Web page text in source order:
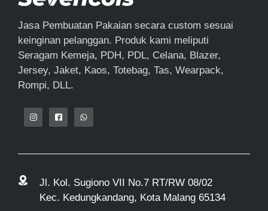
Jasa Pembuatan Pakaian secara custom sesuai
keinginan pelanggan. Produk kami meliputi
Seragam Kemeja, PDH, PDL, Celana, Blazer,
Jersey, Jaket, Kaos, Totebag, Tas, Wearpack,
Rompi, DLL.
Jl. Kol. Sugiono VII No.7 RT/RW 08/02
Kec. Kedungkandang, Kota Malang 65134